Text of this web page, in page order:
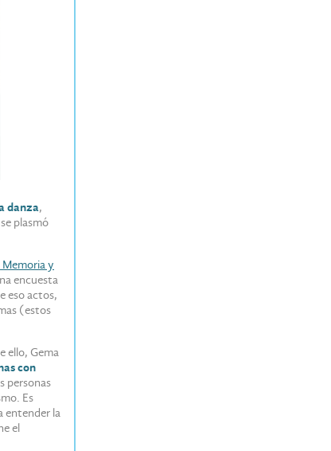
danza,
plasmó
y
encuesta
eso actos,
(estos
ello, Gema
con
personas
Es
entender la
el